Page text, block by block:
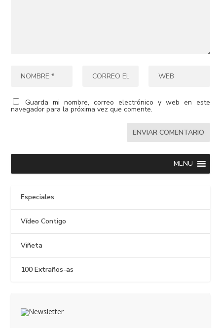
Guarda mi nombre, correo electrónico y web en este
navegador para la próxima vez que comente.
MENU
Especiales
Vídeo Contigo
Viñeta
100 Extraños-as